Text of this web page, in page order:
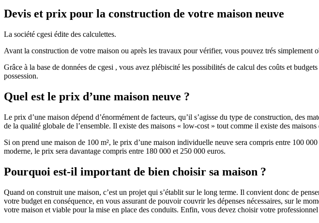
Devis et prix pour la construction de votre maison neuve
La société cgesi édite des calculettes.
Avant la construction de votre maison ou après les travaux pour vérifier, vous pouvez trés
Grâce à la base de données de cgesi , vous avez plébiscité les possibilités de calcul des coûts et
possession.
Quel est le prix d’une maison neuve ?
Le prix d’une maison dépend d’énormément de facteurs, qu’il s’agisse du type de construction, des
de la qualité globale de l’ensemble. Il existe des maisons « low-cost » tout comme il existe des
Si on prend une maison de 100 m², le prix d’une maison individuelle neuve sera compris entre 100
moderne, le prix sera davantage compris entre 180 000 et 250 000 euros.
Pourquoi est-il important de bien choisir sa maison ?
Quand on construit une maison, c’est un projet qui s’établit sur le long terme. Il convient donc de
votre budget en conséquence, en vous assurant de pouvoir couvrir les dépenses nécessaires, sur le
votre maison et viable pour la mise en place des conduits. Enfin, vous devez choisir votre